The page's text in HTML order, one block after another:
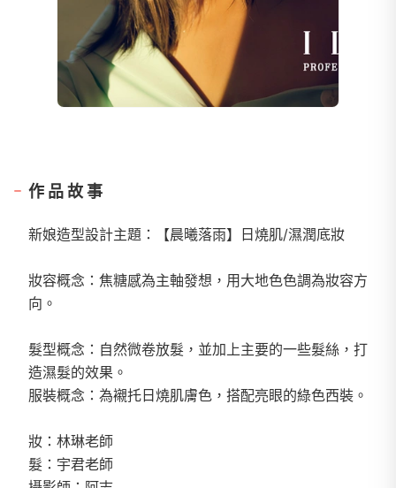
作品故事
新娘造型設計主題：【晨曦落雨】日燒肌/濕潤底妝
妝容概念：焦糖感為主軸發想，用大地色色調為妝容方
向。
髮型概念：自然微卷放髮，並加上主要的一些髮絲，打
造濕髮的效果。
服裝概念：為襯托日燒肌膚色，搭配亮眼的綠色西裝。
妝：林琳老師
髮：宇君老師